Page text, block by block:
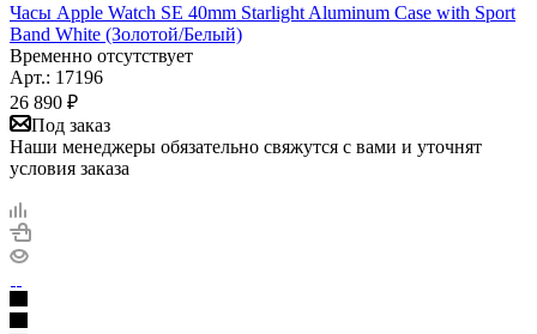
Часы Apple Watch SE 40mm Starlight Aluminum Case with Sport
Band White (Золотой/Белый)
Временно отсутствует
Арт.: 17196
26 890 ₽
Под заказ
Наши менеджеры обязательно свяжутся с вами и уточнят
условия заказа